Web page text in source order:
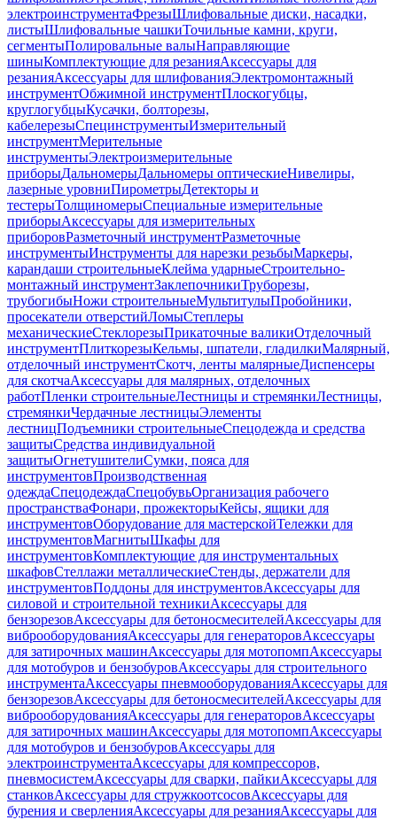
электроинструментаФрезыШлифовальные диски, насадки,
листыШлифовальные чашкиТочильные камни, круги,
сегментыПолировальные валыНаправляющие
шиныКомплектующие для резанияАксессуары для
резанияАксессуары для шлифованияЭлектромонтажный
инструментОбжимной инструментПлоскогубцы,
круглогубцыКусачки, болторезы,
кабелерезыСпецинструментыИзмерительный
инструментМерительные
инструментыЭлектроизмерительные
приборыДальномерыДальномеры оптическиеНивелиры,
лазерные уровниПирометрыДетекторы и
тестерыТолщиномерыСпециальные измерительные
приборыАксессуары для измерительных
приборовРазметочный инструментРазметочные
инструментыИнструменты для нарезки резьбыМаркеры,
карандаши строительныеКлейма ударныеСтроительно-
монтажный инструментЗаклепочникиТруборезы,
трубогибыНожи строительныеМультитулыПробойники,
просекатели отверстийЛомыСтеплеры
механическиеСтеклорезыПрикаточные валикиОтделочный
инструментПлиткорезыКельмы, шпатели, гладилкиМалярный,
отделочный инструментСкотч, ленты малярныеДиспенсеры
для скотчаАксессуары для малярных, отделочных
работПленки строительныеЛестницы и стремянкиЛестницы,
стремянкиЧердачные лестницыЭлементы
лестницПодъемники строительныеСпецодежда и средства
защитыСредства индивидуальной
защитыОгнетушителиСумки, пояса для
инструментовПроизводственная
одеждаСпецодеждаСпецобувьОрганизация рабочего
пространстваФонари, прожекторыКейсы, ящики для
инструментовОборудование для мастерскойТележки для
инструментовМагнитыШкафы для
инструментовКомплектующие для инструментальных
шкафовСтеллажи металлическиеСтенды, держатели для
инструментовПоддоны для инструментовАксессуары для
силовой и строительной техникиАксессуары для
бензорезовАксессуары для бетоносмесителейАксессуары для
виброоборудованияАксессуары для генераторовАксессуары
для затирочных машинАксессуары для мотопомпАксессуары
для мотобуров и бензобуровАксессуары для строительного
инструментаАксессуары пневмооборудованияАксессуары для
бензорезовАксессуары для бетоносмесителейАксессуары для
виброоборудованияАксессуары для генераторовАксессуары
для затирочных машинАксессуары для мотопомпАксессуары
для мотобуров и бензобуровАксессуары для
электроинструментаАксессуары для компрессоров,
пневмосистемАксессуары для сварки, пайкиАксессуары для
станковАксессуары для стружкоотсосовАксессуары для
бурения и сверленияАксессуары для резанияАксессуары для